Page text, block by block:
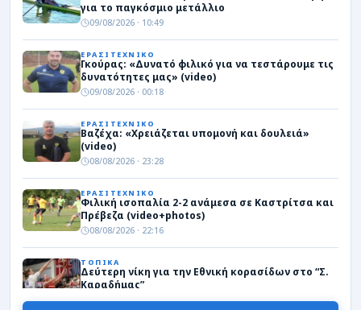
για το παγκόσμιο μετάλλιο
09/08/2026 · 10:49
ΕΡΑΣΙΤΕΧΝΙΚΟ
Γκούρας: «Δυνατό φιλικό για να τεστάρουμε τις
δυνατότητες μας» (video)
09/08/2026 · 00:18
ΕΡΑΣΙΤΕΧΝΙΚΟ
Βαζέχα: «Χρειάζεται υπομονή και δουλειά»
(video)
08/08/2026 · 23:28
ΕΡΑΣΙΤΕΧΝΙΚΟ
Φιλική ισοπαλία 2-2 ανάμεσα σε Καστρίτσα και
Πρέβεζα (video+photos)
08/08/2026 · 22:16
ΤΟΠΙΚΑ
Δεύτερη νίκη για την Εθνική κορασίδων στο “Σ.
Καραδήμας”
08/08/2026 · 21:45